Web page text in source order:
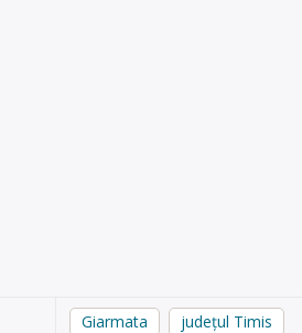
Giarmata județul Timis